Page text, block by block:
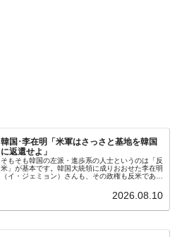
韓国･李在明「米軍はさっさと基地を韓国
に返還せよ」
そもそも韓国の左派・進歩系の人士というのは「反
米」が基本です。韓国大統領に成りおおせた李在明
（イ・ジェミョン）さんも、その政権も反米であ
（アン・ギュベク）さんが国防部長（長官）を努め
2026.08.10